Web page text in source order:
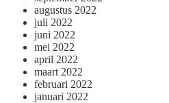
augustus 2022
juli 2022
juni 2022
mei 2022
april 2022
maart 2022
februari 2022
januari 2022